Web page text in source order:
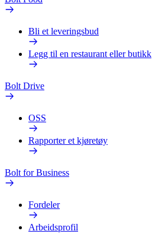
Bli et leveringsbud
Legg til en restaurant eller butikk
Bolt Drive
OSS
Rapporter et kjøretøy
Bolt for Business
Fordeler
Arbeidsprofil